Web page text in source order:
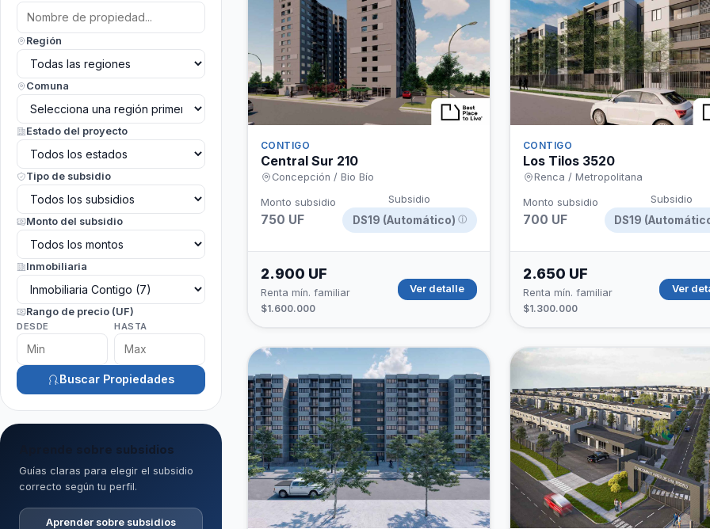
hipotecario
Región
Comuna
Estado del proyecto
Tipo de subsidio
Monto del subsidio
Inmobiliaria
Rango de precio (UF)
DESDE HASTA
Buscar Propiedades
Aprende sobre subsidios
Guías claras para elegir el subsidio
correcto según tu perfil.
Aprender sobre subsidios
CONTIGO
Central Sur 210
Concepción / Bio Bío
Monto subsidio
750 UF
Subsidio
DS19 (Automático) ⓘ
2.900 UF
Renta mín. familiar
$1.600.000
Ver detalle
CONTIGO
Los Tilos 3520
Renca / Metropolitana
Monto subsidio
700 UF
Subsidio
DS19
2.650 UF
Renta mín. familiar
$1.300.000
Ver